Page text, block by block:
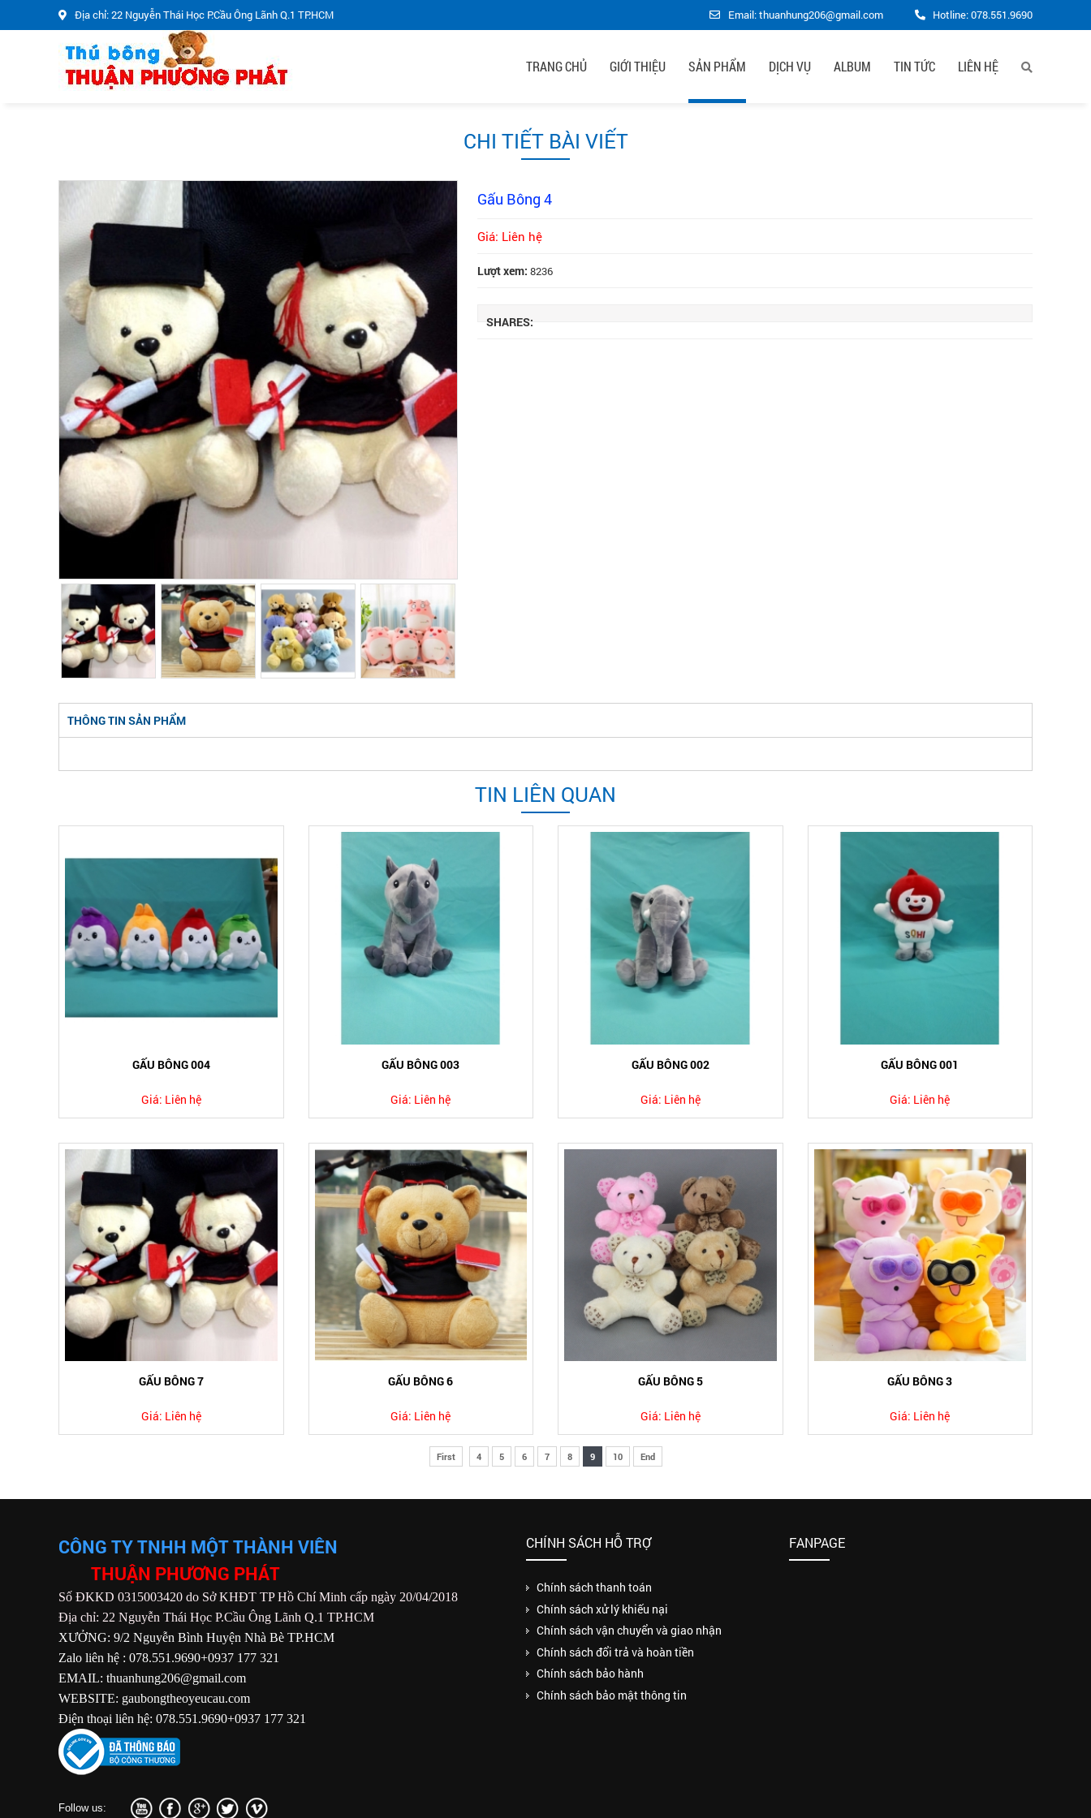
Địa chỉ: 22 Nguyễn Thái Học P.Cầu Ông Lãnh Q.1 TP.HCM Email: thuanhung206@gmail.com Hotline:078.551.9690
TRANG CHỦ GIỚI THIỆU SẢN PHẨM DỊCH VỤ ALBUM TIN TỨC LIÊN HỆ
CHI TIẾT BÀI VIẾT
Gấu Bông 4
Giá: Liên hệ
Lượt xem: 8236
SHARES:
THÔNG TIN SẢN PHẨM
TIN LIÊN QUAN
GẤU BÔNG 004
Giá: Liên hệ
GẤU BÔNG 003
Giá: Liên hệ
GẤU BÔNG 002
Giá: Liên hệ
GẤU BÔNG 001
Giá: Liên hệ
GẤU BÔNG 7
Giá: Liên hệ
GẤU BÔNG 6
Giá: Liên hệ
GẤU BÔNG 5
Giá: Liên hệ
GẤU BÔNG 3
Giá: Liên hệ
First 4 5 6 7 8 9 10 End
CÔNG TY TNHH MỘT THÀNH VIÊN
THUẬN PHƯƠNG PHÁT
Số ĐKKD 0315003420 do Sở KHĐT TP Hồ Chí Minh cấp ngày 20/04/2018
Địa chỉ: 22 Nguyễn Thái Học P.Cầu Ông Lãnh Q.1 TP.HCM
XƯỞNG: 9/2 Nguyễn Bình Huyện Nhà Bè TP.HCM
Zalo liên hệ : 078.551.9690+0937 177 321
EMAIL: thuanhung206@gmail.com
WEBSITE: gaubongtheoyeucau.com
Điện thoại liên hệ: 078.551.9690+0937 177 321
Follow us:
CHÍNH SÁCH HỖ TRỢ
Chính sách thanh toán
Chính sách xử lý khiếu nại
Chính sách vận chuyển và giao nhận
Chính sách đổi trả và hoàn tiền
Chính sách bảo hành
Chính sách bảo mật thông tin
FANPAGE